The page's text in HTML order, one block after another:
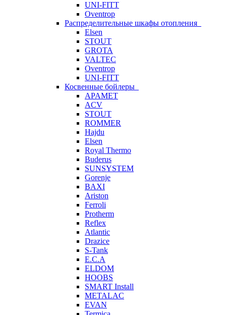
UNI-FITT
Oventrop
Распределительные шкафы отопления
Elsen
STOUT
GROTA
VALTEC
Oventrop
UNI-FITT
Косвенные бойлеры
APAMET
ACV
STOUT
ROMMER
Hajdu
Elsen
Royal Thermo
Buderus
SUNSYSTEM
Gorenje
BAXI
Ariston
Ferroli
Protherm
Reflex
Atlantic
Drazice
S-Tank
E.C.A
ELDOM
HOOBS
SMART Install
METALAC
EVAN